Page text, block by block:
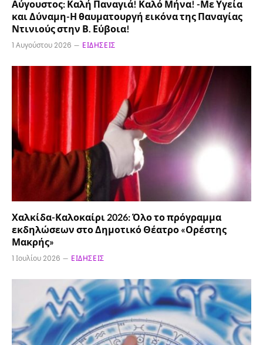
Αύγουστος: Καλή Παναγιά! Καλό Μήνα! -Με Υγεία
και Δύναμη-Η θαυματουργή εικόνα της Παναγίας
Ντινιούς στην Β. Εύβοια!
1 Αυγούστου 2026 ΕΙΔΉΣΕΙΣ
Χαλκίδα-Καλοκαίρι 2026: Όλο το πρόγραμμα
εκδηλώσεων στο Δημοτικό Θέατρο «Ορέστης
Μακρής»
1 Ιουλίου 2026 ΕΙΔΉΣΕΙΣ